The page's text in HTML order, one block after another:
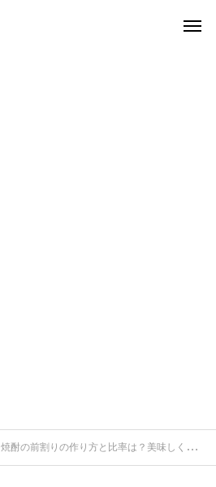
焼酎の前割りの作り方と比率は？美味しくなじませる水と焼酎の黄金比と手順を紹介